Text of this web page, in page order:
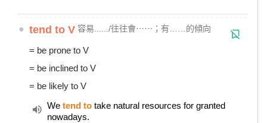
● tend to V 容易....../往往會⋯⋯；有……的傾向
= be prone to V
= be inclined to V
= be likely to V
We tend to take natural resources for granted
nowadays.